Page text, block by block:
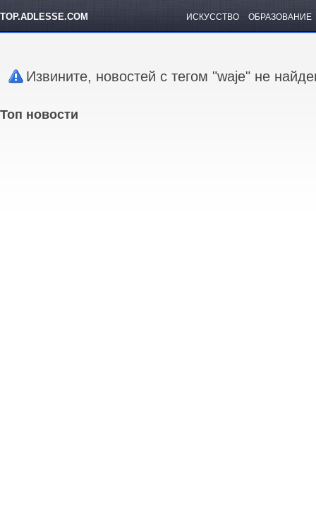
TOP.ADLESSE.COM ИСКУССТВО ОБРАЗОВАНИЕ
Извините, новостей с тегом "waje" не
Топ новости